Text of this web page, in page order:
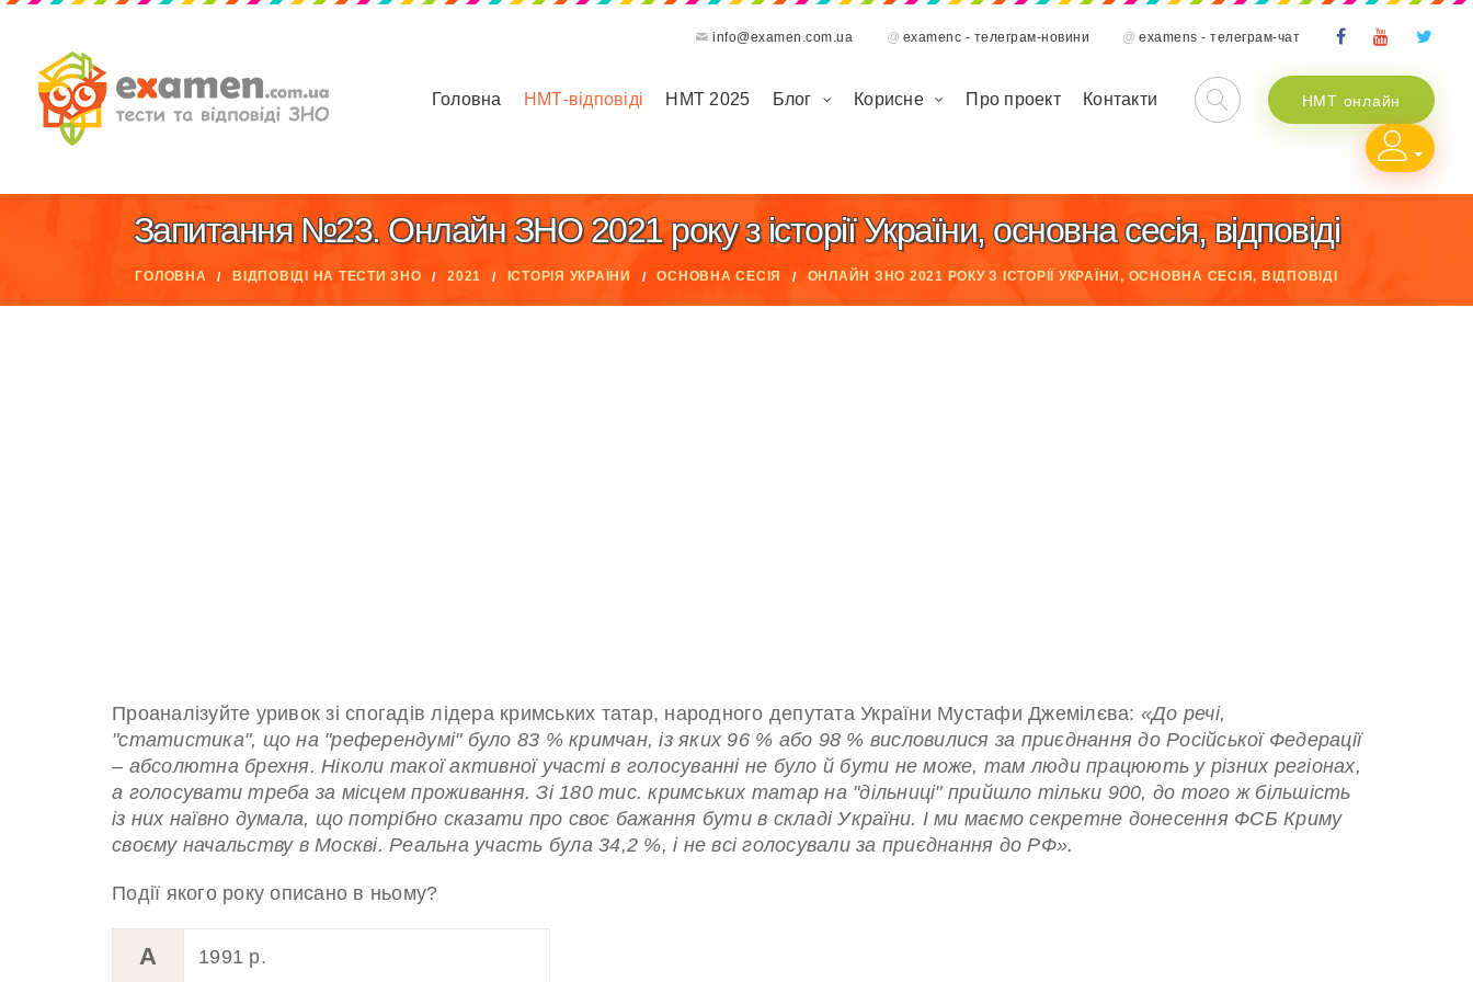
info@examen.com.ua @ examenc - телеграм-новини @ examens - телеграм-чат
Головна НМТ-відповіді НМТ 2025 Блог Корисне Про проект Контакти НМТ онлайн
Запитання №23. Онлайн ЗНО 2021 року з історії України, основна сесія, відповіді
ГОЛОВНА ВІДПОВІДІ НА ТЕСТИ ЗНО 2021 ІСТОРІЯ УКРАЇНИ ОСНОВНА СЕСІЯ ОНЛАЙН ЗНО 2021 РОКУ З ІСТОРІЇ УКРАЇНИ, ОСНОВНА СЕСІЯ, ВІДПОВІДІ
Проаналізуйте уривок зі спогадів лідера кримських татар, народного депутата України Мустафи Джемілєва: «До речі,
"статистика", що на "референдумі" було 83 % кримчан, із яких 96 % або 98 % висловилися за приєднання до Російської Федерації
– абсолютна брехня. Ніколи такої активної участі в голосуванні не було й бути не може, там люди працюють у різних регіонах,
а голосувати треба за місцем проживання. Зі 180 тис. кримських татар на "дільниці" прийшло тільки 900, до того ж більшість
із них наївно думала, що потрібно сказати про своє бажання бути в складі України. І ми маємо секретне донесення ФСБ Криму
своєму начальству в Москві. Реальна участь була 34,2 %, і не всі голосували за приєднання до РФ».
Події якого року описано в ньому?
А 1991 р.